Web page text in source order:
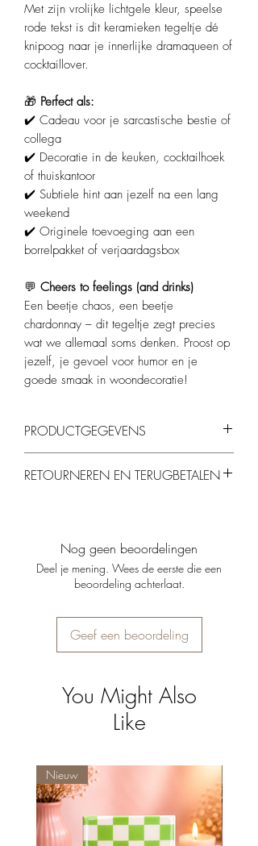
Met zijn vrolijke lichtgele kleur, speelse
rode tekst is dit keramieken tegeltje dé
knipoog naar je innerlijke dramaqueen of
cocktaillover.
🎁 Perfect als:
✔️ Cadeau voor je sarcastische bestie of
collega
✔️ Decoratie in de keuken, cocktailhoek
of thuiskantoor
✔️ Subtiele hint aan jezelf na een lang
weekend
✔️ Originele toevoeging aan een
borrelpakket of verjaardagsbox
💬 Cheers to feelings (and drinks)
Een beetje chaos, een beetje
chardonnay – dit tegeltje zegt precies
wat we allemaal soms denken. Proost op
jezelf, je gevoel voor humor en je
goede smaak in woondecoratie!
PRODUCTGEGEVENS
Kleur:Lichtgele met wijnrode opdruk
RETOURNEREN EN TERUGBETALEN
originele verpakking zijn. Gepersonaliseerde
producten kunnen helaas niet worden
geretourneerd.
Nog geen beoordelingen
Deel je mening. Wees de eerste die een
beoordeling achterlaat.
Geef een beoordeling
You Might Also
Like
Nieuw